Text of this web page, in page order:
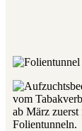
vom
ab März
Folientunneln.